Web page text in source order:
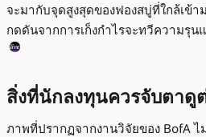
จะมากับจุดสูงสุดของฟองสบู่ที่ใกล้เข้
กดดันจากการเก็งกำไรจะทวีความรุน
สิ่งที่นักลงทุนควรจับตาดู
ภาพที่ปรากฏจากงานวิจัยของ BofA